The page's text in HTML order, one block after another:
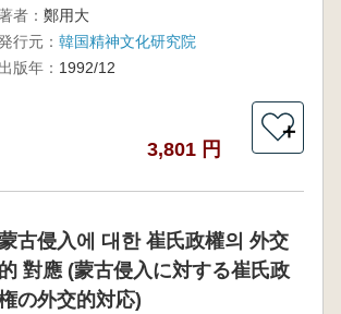
者： 鄭用大
行元： 韓国精神文化研究院
出版年： 1992/12
3,801 円
＋
古侵入에 대한 崔氏政權의 外交
的 對應 (蒙古侵入に対する崔氏政
の外交的対応)